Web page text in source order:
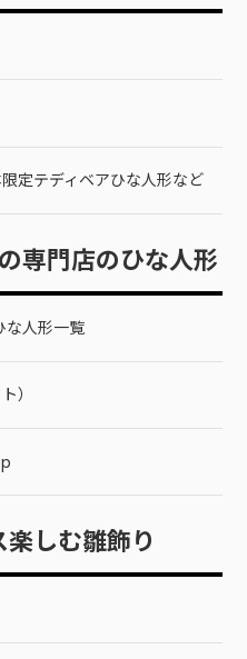
定テディベアひな人形など
専門店のひな人形
な人形一覧
）
しむ雛飾り